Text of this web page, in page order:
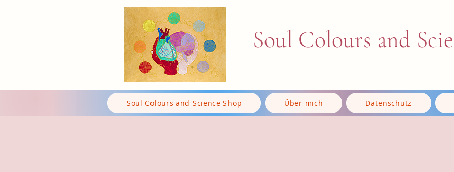
Soul Colours and
Soul Colours and Science Shop Über mich Datenschutz